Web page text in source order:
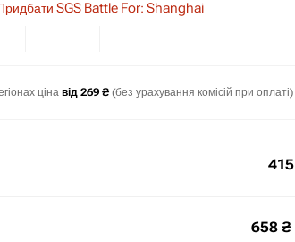
SGS Battle For: Shanghai
ціна від 269 ₴ (без урахування комісій при оплаті)
415
658 ₴